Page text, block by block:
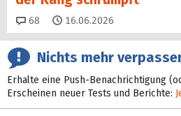
68 Kommentare
16.06.2026
Nichts mehr
Erhalte eine Push-Benachrichtigung
Erscheinen neuer Tests und Berichte: